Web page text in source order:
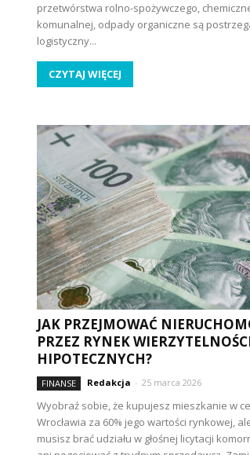
przetwórstwa rolno-spożywczego,
komunalnej, odpady organiczne są
logistyczny...
CZYTAJ WIĘCEJ
JAK PRZEJMOWAĆ
PRZEZ RYNEK
HIPOTECZNYCH?
FINANSE Redakcja - 25 marca 2026
Wyobraź sobie, że kupujesz mieszkanie w
Wrocławia za 60% jego wartości rynkowej,
musisz brać udziału w głośnej licytacji